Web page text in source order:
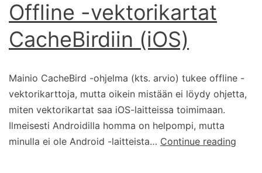
Offline -vektorikartat
CacheBirdiin (iOS)
Mainio CacheBird -ohjelma (kts. arvio) tukee offline -
vektorikarttoja, mutta oikein mistään ei löydy ohjetta,
miten vektorikartat saa iOS-laitteissa toimimaan.
Ilmeisesti Androidilla homma on helpompi, mutta
minulla ei ole Android -laitteista… Continue reading